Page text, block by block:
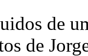
de
de